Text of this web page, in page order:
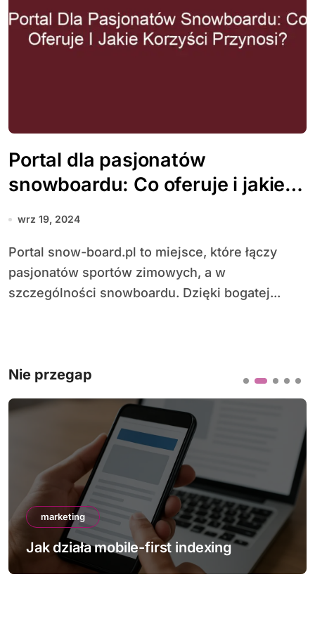
Portal dla pasjonatów
snowboardu: Co oferuje i jakie
korzyści przynosi?
wrz 19, 2024
Portal snow-board.pl to miejsce, które łączy
pasjonatów sportów zimowych, a w
szczególności snowboardu. Dzięki bogatej...
Nie przegap
marketing
Jak działa mobile-first indexing